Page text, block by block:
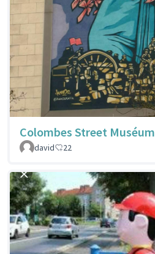
Colombes Street Muséum
david
22